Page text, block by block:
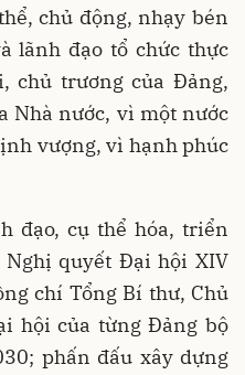
chủ động, nhạy bén
lãnh đạo tổ chức thực
chủ trương của Đảng,
Nhà nước, vì một nước
vượng, vì hạnh phúc
đạo, cụ thể hóa, triển
quyết Đại hội XIV
chí Tổng Bí thư, Chủ
hội của từng Đảng bộ
phấn đấu xây dựng